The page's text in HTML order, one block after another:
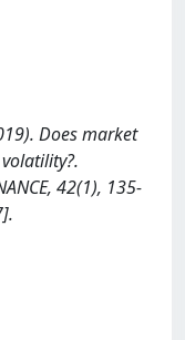
Does market
42(1), 135-